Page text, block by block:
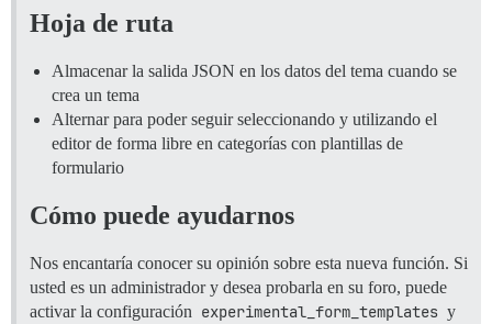
Hoja de ruta
Almacenar la salida JSON en los datos del tema cuando se
crea un tema
Alternar para poder seguir seleccionando y utilizando el
editor de forma libre en categorías con plantillas de
formulario
Cómo puede ayudarnos
Nos encantaría conocer su opinión sobre esta nueva función. Si
usted es un administrador y desea probarla en su foro, puede
activar la configuración experimental_form_templates y